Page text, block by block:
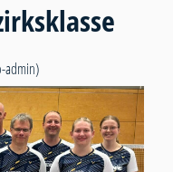
admin)